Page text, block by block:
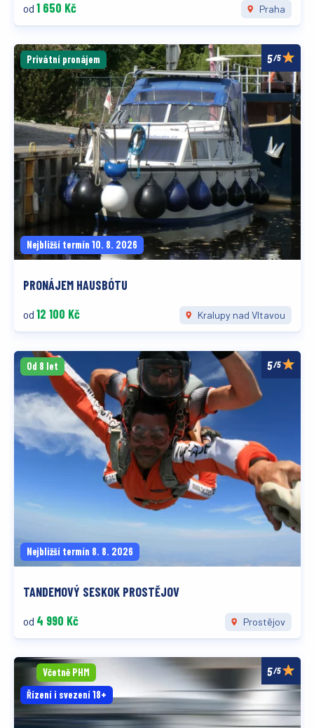
od 1 650 Kč Praha
Privátní pronájem /5
Nejbližší termín 10. 8. 2026
PRONÁJEM HAUSBÓTU
od 12 100 Kč Kralupy nad Vltavou
Od 8 let /5
Nejbližší termín 8. 8. 2026
TANDEMOVÝ SESKOK PROSTĚJOV
od 4 990 Kč Prostějov
Včetně PHM
Řízení i svezení 18+
/5